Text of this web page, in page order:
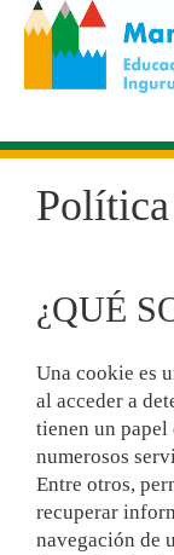
Pasar
contenido
principal
¿QUÉ
Una cookie es
al acceder a
tienen un papel
numerosos
Entre otros,
recuperar
navegación de